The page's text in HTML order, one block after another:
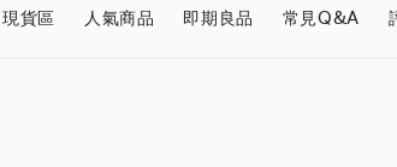
現貨區 人氣商品 即期良品 常見Q&A